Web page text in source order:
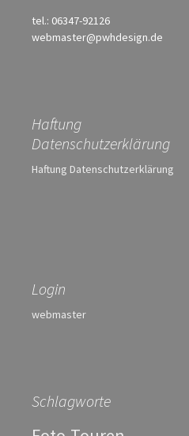
tel.: 06347-92126
webmaster@pwhdesign.de
Haftung
Datenschutzerklärung
Haftung Datenschutzerklärung
Login
webmaster
Schlagworte